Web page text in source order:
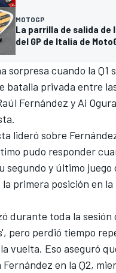
MOTOGP
La parrilla de salida de
del GP de Italia de
sorpresa cuando la Q1
batalla privada entre
Fernández y Ai Ogura
.
lideró sobre
pudo responder
segundo y último juego
la primera posición en
durante toda la
pero perdió tiempo
vuelta. Eso aseguró
en la Q2,